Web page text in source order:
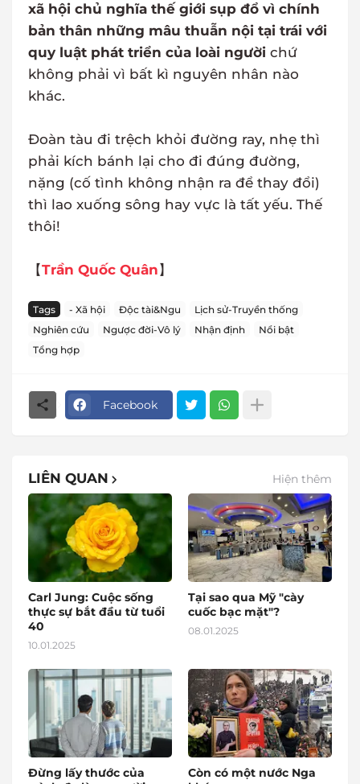
xã hội chủ nghĩa thế giới sụp đổ vì chính
bản thân những mâu thuẫn nội tại trái với
quy luật phát triển của loài người chứ
không phải vì bất kì nguyên nhân nào
khác.
Đoàn tàu đi trệch khỏi đường ray, nhẹ thì
phải kích bánh lại cho đi đúng đường,
nặng (cố tình không nhận ra để thay đổi)
thì lao xuống sông hay vực là tất yếu. Thế
thôi!
【Trần Quốc Quân 】
Tags - Xã hội Độc tài&Ngu
Lịch sử-Truyền thống
Nghiên cứu
Ngược đời-Vô lý Nhận định
Nổi bật
Tổng hợp
Facebook
LIÊN QUAN Hiện thêm
Carl Jung: Cuộc sống
thực sự bắt đầu từ tuổi
40
10.01.2025
Tại sao qua Mỹ "cày
cuốc bạc mặt"?
08.01.2025
Đừng lấy thước của
Còn có một nước Nga